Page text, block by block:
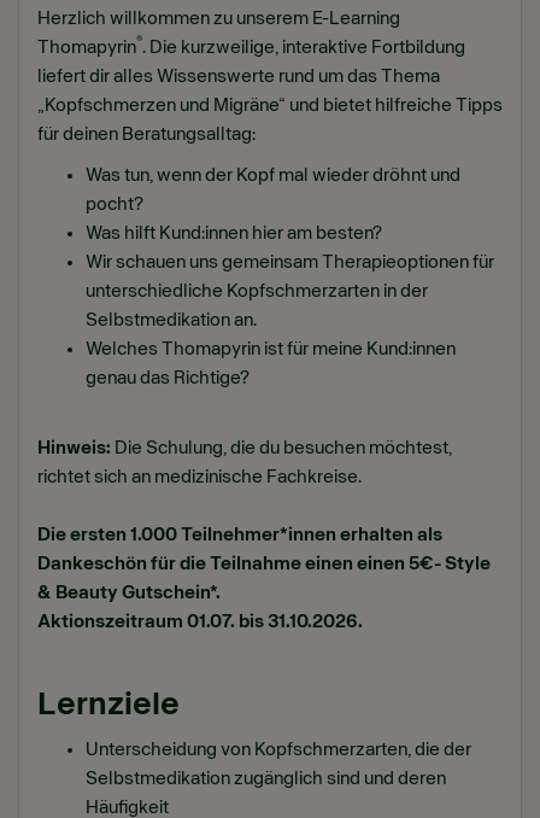
Herzlich willkommen zu unserem E-Learning
Thomapyrin®. Die kurzweilige, interaktive Fortbildung
liefert dir alles Wissenswerte rund um das Thema
„Kopfschmerzen und Migräne“ und bietet hilfreiche Tipps
für deinen Beratungsalltag:
Was tun, wenn der Kopf mal wieder dröhnt und
pocht?
Was hilft Kund:innen hier am besten?
Wir schauen uns gemeinsam Therapieoptionen für
unterschiedliche Kopfschmerzarten in der
Selbstmedikation an.
Welches Thomapyrin ist für meine Kund:innen
genau das Richtige?
Hinweis: Die Schulung, die du besuchen möchtest,
richtet sich an medizinische Fachkreise.
Die ersten 1.000 Teilnehmer*innen erhalten als
Dankeschön für die Teilnahme einen einen 5€- Style
& Beauty Gutschein*.
Aktionszeitraum 01.07. bis 31.10.2026.
Lernziele
Unterscheidung von Kopfschmerzarten, die der
Selbstmedikation zugänglich sind und deren
Häufigkeit